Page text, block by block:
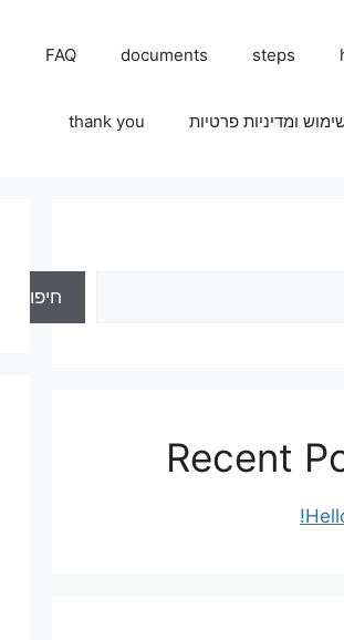
steps
documents
FAQ
ומדיניות פרטיות thank you
חיפוש
Recent